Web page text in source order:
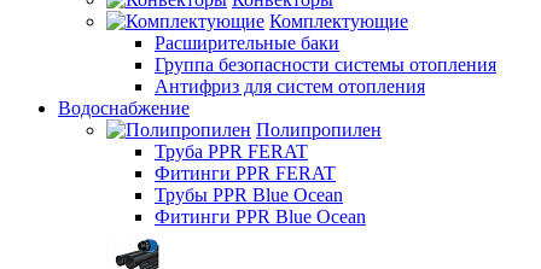
Комплектующие
Расширительные баки
Группа безопасности системы отопления
Антифриз для систем отопления
Водоснабжение
Полипропилен
Труба PPR FERAT
Фитинги PPR FERAT
Трубы PPR Blue Ocean
Фитинги PPR Blue Ocean